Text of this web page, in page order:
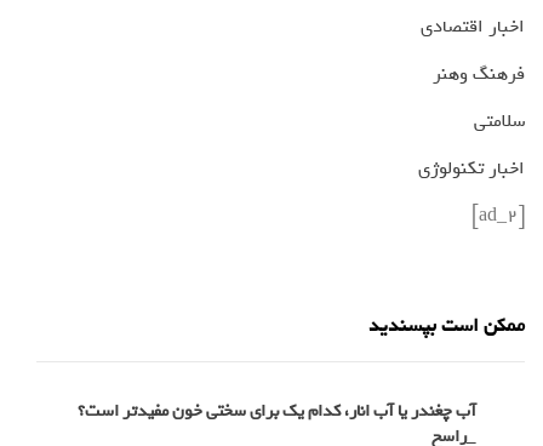
اخبار اقتصادی
فرهنگ وهنر
سلامتی
اخبار تکنولوژی
[ad_2]
ممکن است بپسندید
آب چغندر یا آب انار، کدام‌ یک برای سختی خون مفیدتر است؟
_راسخ